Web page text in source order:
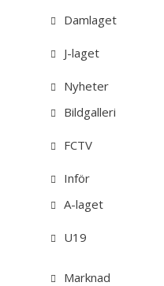
Damlaget
J-laget
Nyheter
Bildgalleri
FCTV
Inför
A-laget
U19
Marknad